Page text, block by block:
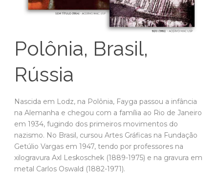
Polônia, Brasil,
Rússia
Nascida em Lodz, na Polônia, Fayga passou a infância
na Alemanha e chegou com a família ao Rio de Janeiro
em 1934, fugindo dos primeiros movimentos do
nazismo. No Brasil, cursou Artes Gráficas na Fundação
Getúlio Vargas em 1947, tendo por professores na
xilogravura Axl Leskoschek (1889-1975) e na gravura em
metal Carlos Oswald (1882-1971).